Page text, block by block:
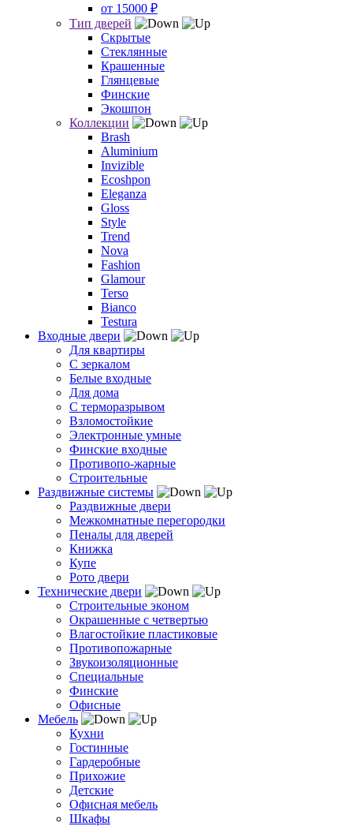
от 15000 ₽
Тип дверей
Скрытые
Стеклянные
Крашенные
Глянцевые
Финские
Экошпон
Коллекции
Brash
Aluminium
Invizible
Ecoshpon
Eleganza
Gloss
Style
Trend
Nova
Fashion
Glamour
Terso
Bianco
Testura
Входные двери
Для квартиры
С зеркалом
Белые входные
Для дома
С терморазрывом
Взломостойкие
Электронные умные
Финские входные
Противопо-жарные
Строительные
Раздвижные системы
Раздвижные двери
Межкомнатные перегородки
Пеналы для дверей
Книжка
Купе
Рото двери
Технические двери
Строительные эконом
Окрашенные с четвертью
Влагостойкие пластиковые
Противопожарные
Звукоизоляционные
Специальные
Финские
Офисные
Мебель
Кухни
Гостинные
Гардеробные
Прихожие
Детские
Офисная мебель
Шкафы